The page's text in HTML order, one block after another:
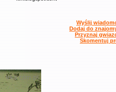
Wyślij
Dodaj do
Przyznaj
Skomentuj